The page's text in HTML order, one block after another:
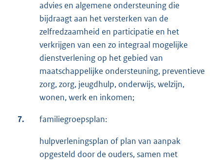
advies en algemene ondersteuning die
bijdraagt aan het versterken van de
zelfredzaamheid en participatie en het
verkrijgen van een zo integraal mogelijke
dienstverlening op het gebied van
maatschappelijke ondersteuning, preventieve
zorg, zorg, jeugdhulp, onderwijs, welzijn,
wonen, werk en inkomen;
7. familiegroepsplan:
hulpverleningsplan of plan van aanpak
opgesteld door de ouders, samen met